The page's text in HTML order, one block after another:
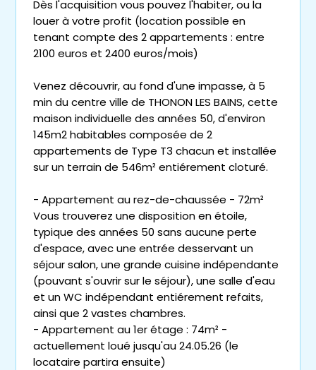
Dès l'acquisition vous pouvez l'habiter, ou la
louer à votre profit (location possible en
tenant compte des 2 appartements : entre
2100 euros et 2400 euros/mois)
Venez découvrir, au fond d'une impasse, à 5
min du centre ville de THONON LES BAINS, cette
maison individuelle des années 50, d'environ
145m2 habitables composée de 2
appartements de Type T3 chacun et installée
sur un terrain de 546m² entiérement cloturé.
- Appartement au rez-de-chaussée - 72m²
Vous trouverez une disposition en étoile,
typique des années 50 sans aucune perte
d'espace, avec une entrée desservant un
séjour salon, une grande cuisine indépendante
(pouvant s'ouvrir sur le séjour), une salle d'eau
et un WC indépendant entiérement refaits,
ainsi que 2 vastes chambres.
- Appartement au 1er étage : 74m² -
actuellement loué jusqu'au 24.05.26 (le
locataire partira ensuite)